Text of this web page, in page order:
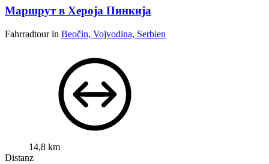
Маршрут в Хероја Пинкија
Fahrradtour in Beočin, Vojvodina, Serbien
14,8 km
Distanz